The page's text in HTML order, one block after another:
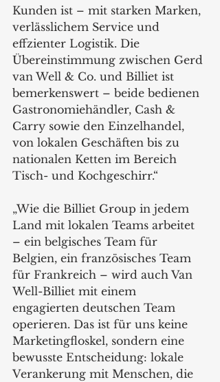
Kunden ist – mit starken Marken,
verlässlichem Service und
effzienter Logistik. Die
Übereinstimmung zwischen Gerd
van Well & Co. und Billiet ist
bemerkenswert – beide bedienen
Gastronomiehändler, Cash &
Carry sowie den Einzelhandel,
von lokalen Geschäften bis zu
nationalen Ketten im Bereich
Tisch- und Kochgeschirr.“
„Wie die Billiet Group in jedem
Land mit lokalen Teams arbeitet
– ein belgisches Team für
Belgien, ein französisches Team
für Frankreich – wird auch Van
Well-Billiet mit einem
engagierten deutschen Team
operieren. Das ist für uns keine
Marketingfloskel, sondern eine
bewusste Entscheidung: lokale
Verankerung mit Menschen, die